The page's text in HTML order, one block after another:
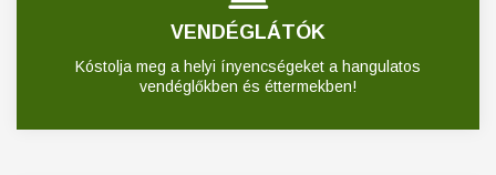
VENDÉGLÁTÓK
Kóstolja meg a helyi ínyencségeket a hangulatos
vendéglőkben és éttermekben!